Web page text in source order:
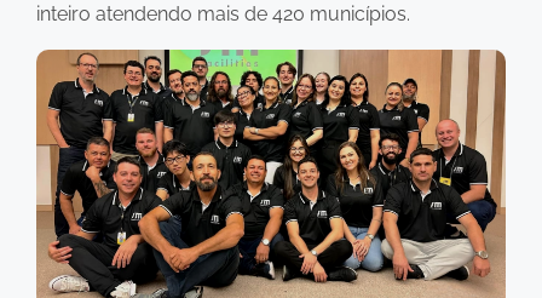
inteiro atendendo mais de 420 municípios.